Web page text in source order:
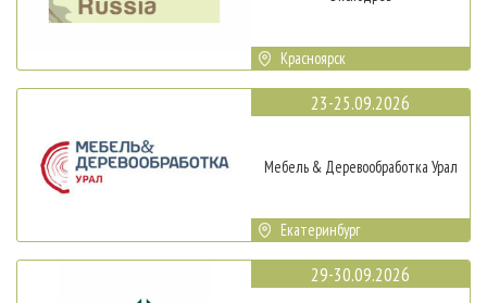
Красноярск
23-25.09.2026
Мебель & Деревообработка Урал
Екатеринбург
29-30.09.2026